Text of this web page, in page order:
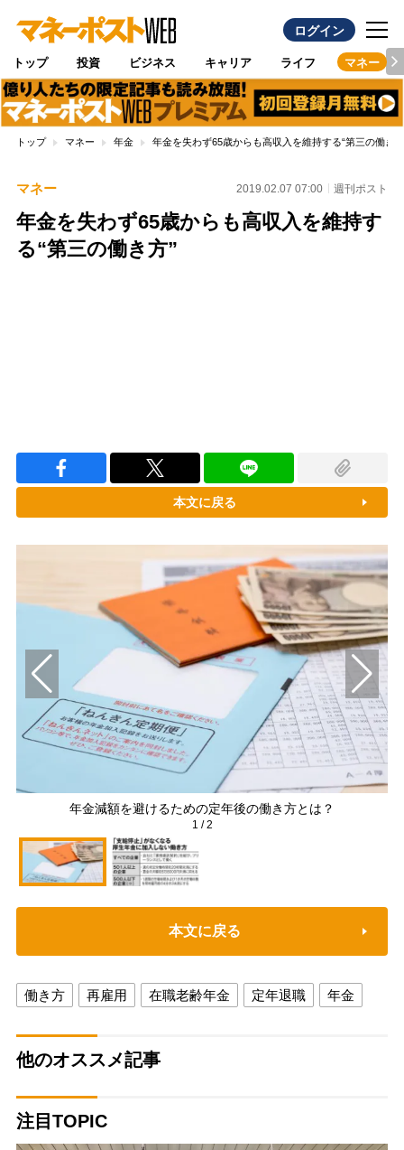
ログイン
トップ 投資 ビジネス キャリア ライフ マネー
トップ マネー 年金 年金を失わず65歳からも高収入を維持する“第三の働き
マネー 2019.02.07 07:00 週刊ポスト
年金を失わず65歳からも高収入を維持す
る“第三の働き方”
本文に戻る
年金減額を避けるための定年後の働き方とは？
1 /2
本文に戻る
働き方 再雇用 在職老齢年金 定年退職 年金
他のオススメ記事
注目TOPIC